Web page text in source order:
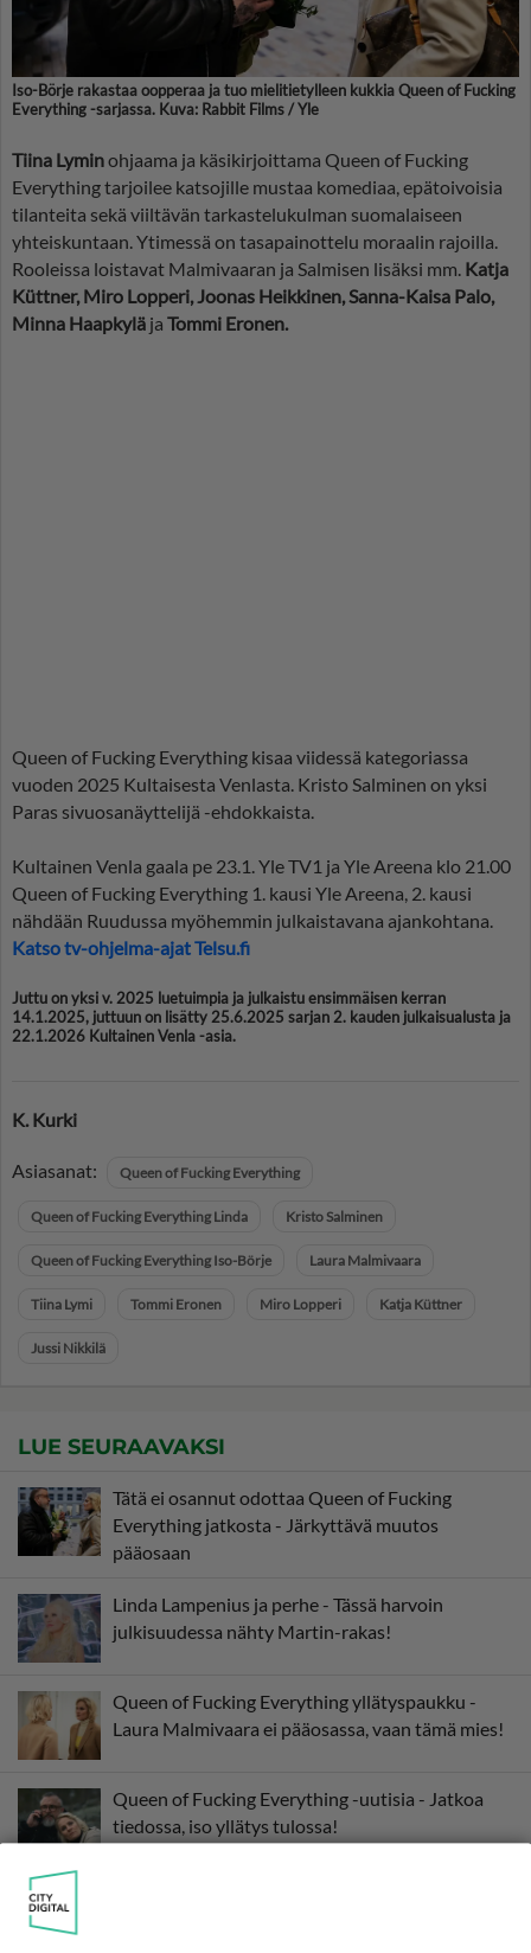
Iso-Börje rakastaa oopperaa ja tuo mielitietylleen kukkia Queen of Fucking
Everything -sarjassa. Kuva: Rabbit Films / Yle
Tiina Lyminohjaama ja käsikirjoittama Queen of Fucking
Everything tarjoilee katsojille mustaa komediaa, epätoivoisia
tilanteita sekä viiltävän tarkastelukulman suomalaiseen
yhteiskuntaan. Ytimessä on tasapainottelu moraalin rajoilla.
Rooleissa loistavat Malmivaaran ja Salmisen lisäksi mm. Katja
Küttner, Miro Lopperi, Joonas Heikkinen, Sanna-Kaisa Palo,
Minna Haapkylä ja Tommi Eronen.
Queen of Fucking Everything kisaa viidessä kategoriassa
vuoden 2025 Kultaisesta Venlasta. Kristo Salminen on yksi
Paras sivuosanäyttelijä -ehdokkaista.
Kultainen Venla gaala pe 23.1. Yle TV1 ja Yle Areena klo 21.00
Queen of Fucking Everything 1. kausi Yle Areena, 2. kausi
nähdään Ruudussa myöhemmin julkaistavana ajankohtana.
Katso tv-ohjelma-ajat Telsu.fi
Juttu on yksi v. 2025 luetuimpia ja julkaistu ensimmäisen kerran
14.1.2025, juttuun on lisätty 25.6.2025 sarjan 2. kauden julkaisualusta ja
22.1.2026 Kultainen Venla -asia.
K. Kurki
Asiasanat: Queen of Fucking Everything
Queen of Fucking Everything Linda Kristo Salminen
Queen of Fucking Everything Iso-Börje Laura Malmivaara
Tiina Lymi Tommi Eronen Miro Lopperi Katja Küttner
Jussi Nikkilä
LUE SEURAAVAKSI
Tätä ei osannut odottaa Queen of Fucking
Everything jatkosta - Järkyttävä muutos
pääosaan
Linda Lampenius ja perhe - Tässä harvoin
julkisuudessa nähty Martin-rakas!
Queen of Fucking Everything yllätyspaukku -
Laura Malmivaara ei pääosassa, vaan tämä mies!
Queen of Fucking Everything -uutisia - Jatkoa
tiedossa, iso yllätys tulossa!